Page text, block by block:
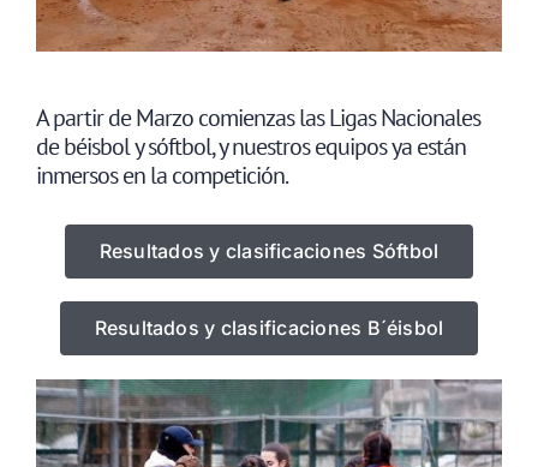
A partir de Marzo comienzas las Ligas Nacionales
de béisbol y sóftbol, y nuestros equipos ya están
inmersos en la competición.
Resultados y clasificaciones Sóftbol
Resultados y clasificaciones B´éisbol